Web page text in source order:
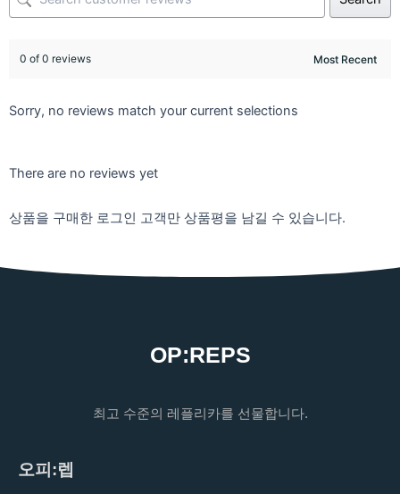
0 of 0 reviews
Sorry, no reviews match your current selections
There are no reviews yet
상품을 구매한 로그인 고객만 상품평을 남길 수 있습니다.
OP:REPS
최고 수준의 레플리카를 선물합니다.
오피:렙